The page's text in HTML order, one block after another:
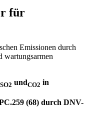
für
Emissionen durch
wartungsarmen
SO2 undCO2 in
(68) durch DNV-